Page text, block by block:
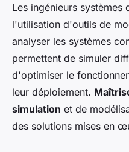
Les ingénieurs
l'utilisation d'outils de
analyser les systèmes
permettent de simuler
d'optimiser le
leur déploiement.
simulation et de
des solutions mises en